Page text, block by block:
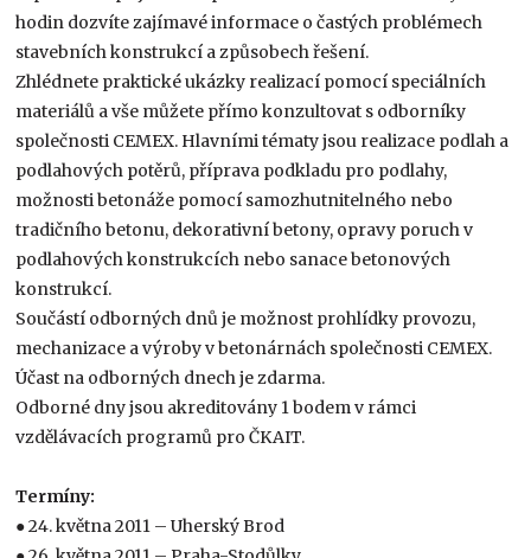
hodin dozvíte zajímavé informace o častých problémech
stavebních konstrukcí a způsobech řešení.
Zhlédnete praktické ukázky realizací pomocí speciálních
materiálů a vše můžete přímo konzultovat s odborníky
společnosti CEMEX. Hlavními tématy jsou realizace podlah a
podlahových potěrů, příprava podkladu pro podlahy,
možnosti betonáže pomocí samozhutnitelného nebo
tradičního betonu, dekorativní betony, opravy poruch v
podlahových konstrukcích nebo sanace betonových
konstrukcí.
Součástí odborných dnů je možnost prohlídky provozu,
mechanizace a výroby v betonárnách společnosti CEMEX.
Účast na odborných dnech je zdarma.
Odborné dny jsou akreditovány 1 bodem v rámci
vzdělávacích programů pro ČKAIT.
Termíny:
● 24. května 2011 – Uherský Brod